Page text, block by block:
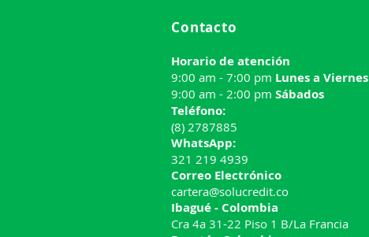
Contacto
Horario de atención
9:00 am - 7:00 pm Lunes a Viernes
9:00 am - 2:00 pm Sábados
Teléfono:
(8) 2787885
WhatsApp:
321 219 4939
Correo Electrónico
cartera@solucredit.co
Ibagué - Colombia
Cra 4a 31-22 Piso 1 B/La Francia